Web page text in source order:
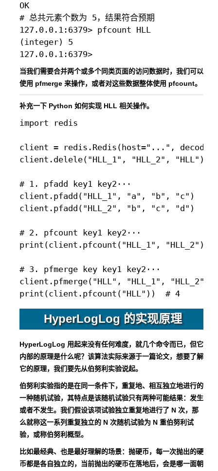
OK
# 总共元素个数为 5，结果符合预期
127.0.0.1:6379> pfcount HLL
(integer) 5
当我们需要合并两个或多个同类页面的访问数据时，我们可以
使用 pfmerge 来操作，或者对这些数据整体使用 pfcount。
补充一下 Python 如何实现 HLL 相关操作。
import redis
client = redis.Redis(host="...",
client.delele("HLL_1", "HLL_2", "HLL")
# 1. pfadd key1 key2···
client.pfadd("HLL_1", "a", "b", "c")
client.pfadd("HLL_2", "b", "c", "d")
# 2. pfcount key1 key2···
print(client.pfcount("HLL_1", "HLL_2"))
# 3. pfmerge key key1 key2···
client.pfmerge("HLL", "HLL_1", "HLL_2")
HyperLogLog 的实现原理
HyperLogLog 用起来没有任何难度，就几个命令而已，但它
内部的原理是什么呢？该算法实际来源于一篇论文，想要了解
它的原理，我们要先从伯努利实验说起。
伯努利实验指的是在同一条件下，重复地、相互独立地进行的
一种随机试验，其特点是该随机试验只有两种可能结果：发生
或者不发生。我们假设该项试验独立重复地进行了 N 次，那
么就称这一系列重复独立的 N 次随机试验为 N 重伯努利试
验，或称伯努利概型。
比如最经典、也是最好理解的场景：抛硬币，每一次抛出的硬
币都是各自独立的，当前抛出的硬币在落地后，会是哪一面朝